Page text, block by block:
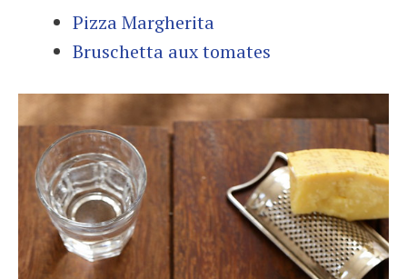
Pizza Margherita
Bruschetta aux tomates